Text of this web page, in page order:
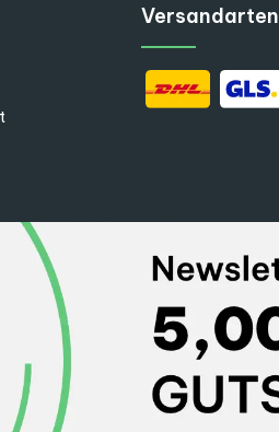
Versandarten